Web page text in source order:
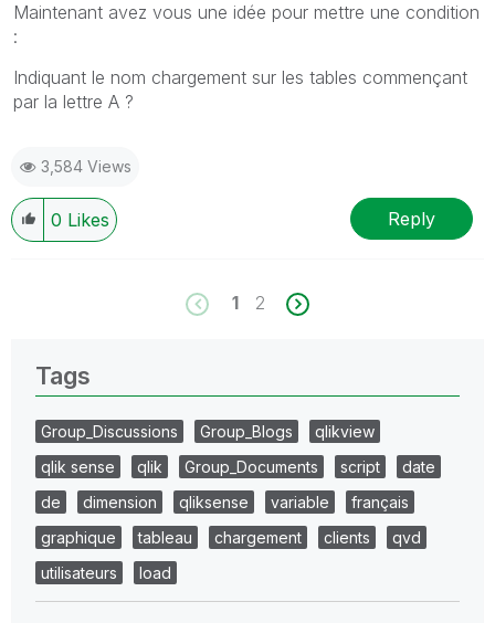
Maintenant avez vous une idée pour mettre une condition
:
Indiquant le nom chargement sur les tables commençant
par la lettre A ?
3,584 Views
0 Likes Reply
1 2
Tags
Group_Discussions Group_Blogs
qlikview
qlik sense
qlik Group_Documents script
date
de
dimension qliksense variable
français
graphique
tableau chargement clients
qvd
utilisateurs
load